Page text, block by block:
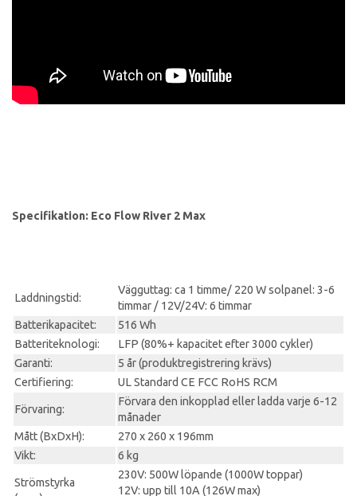
Specifikation: Eco Flow River 2 Max
Laddningstid:
Vägguttag: ca 1 timme/ 220 W solpanel: 3-6
timmar / 12V/24V: 6 timmar
Batterikapacitet:
516 Wh
Batteriteknologi:
LFP (80%+ kapacitet efter 3000 cykler)
Garanti:
5 år (produktregistrering krävs)
Certifiering:
UL Standard CE FCC RoHS RCM
Förvaring:
Förvara den inkopplad eller ladda varje 6-12
månader
Mått (BxDxH):
270 x 260 x 196mm
Vikt:
6 kg
Strömstyrka
230V: 500W löpande (1000W toppar)
12V: upp till 10A (126W max)